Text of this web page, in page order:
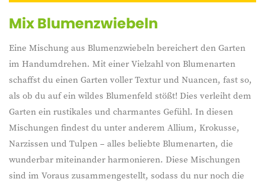
Frühling bis zum späten Sommer. Ideal für eine farbenfrohe
Mix Blumenzwiebeln
Eine Mischung aus Blumenzwiebeln bereichert den Garten
im Handumdrehen. Mit einer Vielzahl von Blumenarten
schaffst du einen Garten voller Textur und Nuancen, fast so,
als ob du auf ein wildes Blumenfeld stößt! Dies verleiht dem
Garten ein rustikales und charmantes Gefühl. In diesen
Mischungen findest du unter anderem Allium, Krokusse,
Narzissen und Tulpen – alles beliebte Blumenarten, die
wunderbar miteinander harmonieren. Diese Mischungen
sind im Voraus zusammengestellt, sodass du nur noch die